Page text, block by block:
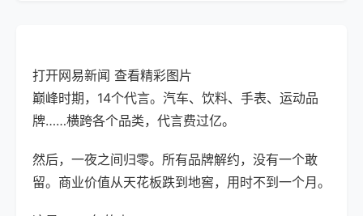
打开网易新闻 查看精彩图片
巅峰时期，14个代言。汽车、饮料、手表、运动品
牌……横跨各个品类，代言费过亿。
然后，一夜之间归零。所有品牌解约，没有一个敢
留。商业价值从天花板跌到地窖，用时不到一个月。